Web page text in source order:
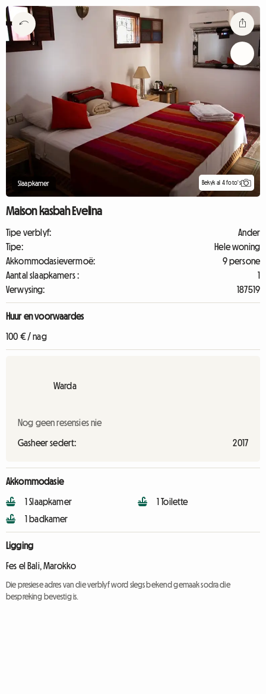
Slaapkamer Bekyk al 4 foto's
Maison kasbah Evelina
Tipe verblyf:
Ander
Tipe:
Hele woning
Akkommodasievermoë:
9 persone
Aantal slaapkamers :
1
Verwysing:
187519
Huur en voorwaardes
100 € / nag
Warda
Nog geen resensies nie
Gasheer sedert: 2017
Akkommodasie
1 Slaapkamer
1 badkamer
1 Toilette
Ligging
Fes el Bali, Marokko
Die presiese adres van die verblyf word slegs bekend gemaak sodra die
bespreking bevestig is.